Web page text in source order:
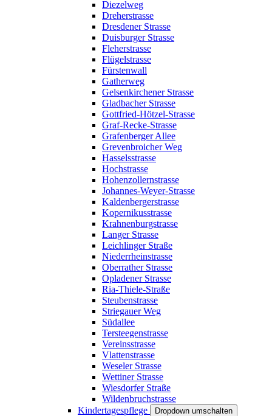
Diezelweg
Dreherstrasse
Dresdener Strasse
Duisburger Strasse
Fleherstrasse
Flügelstrasse
Fürstenwall
Gatherweg
Gelsenkirchener Strasse
Gladbacher Strasse
Gottfried-Hötzel-Strasse
Graf-Recke-Strasse
Grafenberger Allee
Grevenbroicher Weg
Hasselsstrasse
Hochstrasse
Hohenzollernstrasse
Johannes-Weyer-Strasse
Kaldenbergerstrasse
Kopernikusstrasse
Krahnenburgstrasse
Langer Strasse
Leichlinger Straße
Niederrheinstrasse
Oberrather Strasse
Opladener Strasse
Ria-Thiele-Straße
Steubenstrasse
Striegauer Weg
Südallee
Tersteegenstrasse
Vereinsstrasse
Vlattenstrasse
Weseler Strasse
Wettiner Strasse
Wiesdorfer Straße
Wildenbruchstrasse
Kindertagespflege
Dropdown umschalten